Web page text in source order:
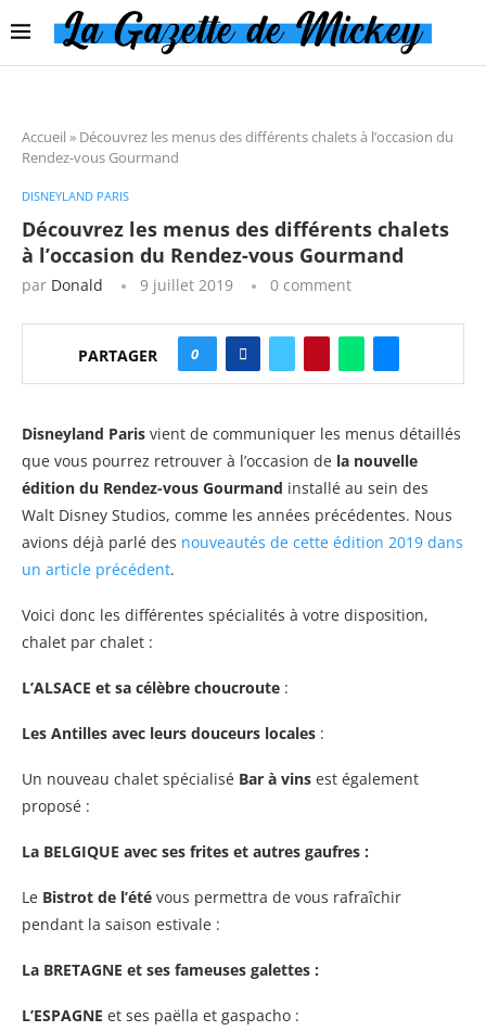
Accueil » Découvrez les menus des différents chalets à l’occasion du
Rendez-vous Gourmand
DISNEYLAND PARIS
Découvrez les menus des différents chalets
à l’occasion du Rendez-vous Gourmand
par Donald 9 juillet 2019 0 comment
PARTAGER 0
Disneyland Paris vient de communiquer les menus détaillés
que vous pourrez retrouver à l’occasion de la nouvelle
édition du Rendez-vous Gourmand installé au sein des
Walt Disney Studios, comme les années précédentes. Nous
avions déjà parlé des nouveautés de cette édition 2019 dans
un article précédent.
Voici donc les différentes spécialités à votre disposition,
chalet par chalet :
L’ALSACE et sa célèbre choucroute :
Les Antilles avec leurs douceurs locales :
Un nouveau chalet spécialisé Bar à vins est également
proposé :
La BELGIQUE avec ses frites et autres gaufres :
Le Bistrot de l’été vous permettra de vous rafraîchir
pendant la saison estivale :
La BRETAGNE et ses fameuses galettes :
L’ESPAGNE et ses paëlla et gaspacho :